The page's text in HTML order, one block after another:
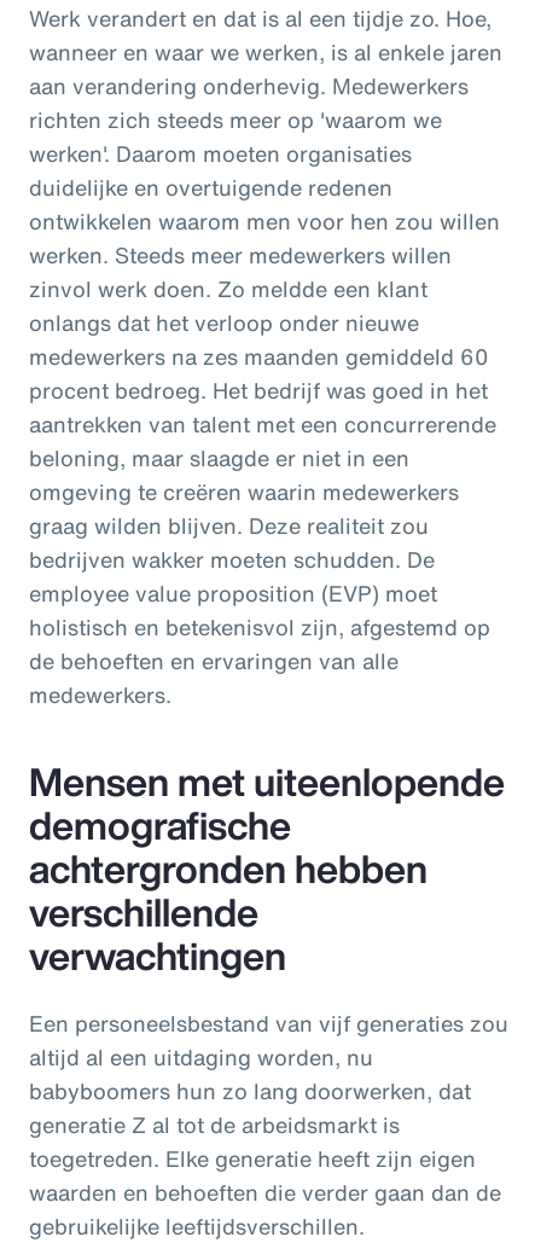
Werk verandert en dat is al een tijdje zo. Hoe,
wanneer en waar we werken, is al enkele jaren
aan verandering onderhevig. Medewerkers
richten zich steeds meer op 'waarom we
werken'. Daarom moeten organisaties
duidelijke en overtuigende redenen
ontwikkelen waarom men voor hen zou willen
werken. Steeds meer medewerkers willen
zinvol werk doen. Zo meldde een klant
onlangs dat het verloop onder nieuwe
medewerkers na zes maanden gemiddeld 60
procent bedroeg. Het bedrijf was goed in het
aantrekken van talent met een concurrerende
beloning, maar slaagde er niet in een
omgeving te creëren waarin medewerkers
graag wilden blijven. Deze realiteit zou
bedrijven wakker moeten schudden. De
employee value proposition (EVP) moet
holistisch en betekenisvol zijn, afgestemd op
de behoeften en ervaringen van alle
medewerkers.
Mensen met uiteenlopende
demografische
achtergronden hebben
verschillende
verwachtingen
Een personeelsbestand van vijf generaties zou
altijd al een uitdaging worden, nu
babyboomers hun zo lang doorwerken, dat
generatie Z al tot de arbeidsmarkt is
toegetreden. Elke generatie heeft zijn eigen
waarden en behoeften die verder gaan dan de
gebruikelijke leeftijdsverschillen.